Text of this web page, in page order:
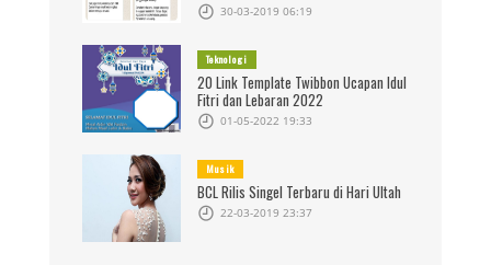
30-03-2019 06:19
Teknologi
20 Link Template Twibbon Ucapan Idul
Fitri dan Lebaran 2022
01-05-2022 19:33
Musik
BCL Rilis Singel Terbaru di Hari Ultah
22-03-2019 23:37